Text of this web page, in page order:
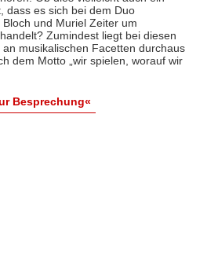
dass es sich bei dem Duo
und Muriel Zeiter um
Zumindest liegt bei diesen
musikalischen Facetten durchaus
dem Motto „wir spielen, worauf wir
Besprechung«